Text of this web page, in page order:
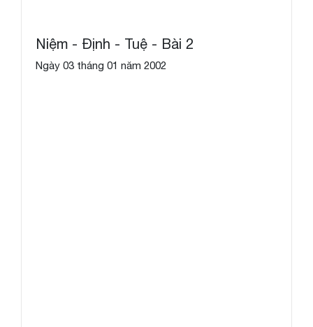
Niệm - Định - Tuệ - Bài 2
Ngày 03 tháng 01 năm 2002